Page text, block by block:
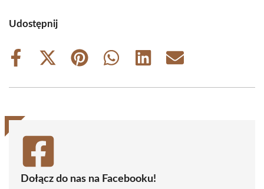
Udostępnij
Share
Share
(Twitter)
Share
Share
Share
Share
Dołącz do nas na Facebooku!